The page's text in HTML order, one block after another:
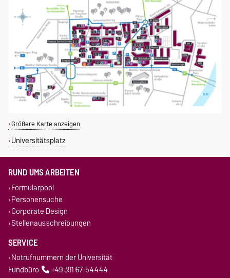
Größere Karte anzeigen
Universitätsplatz
RUND UMS ARBEITEN
Formularpool
Personensuche
Corporate Design
Stellenausschreibungen
SERVICE
Notrufnummern der Universität
Fundbüro
+49 391 67-54444